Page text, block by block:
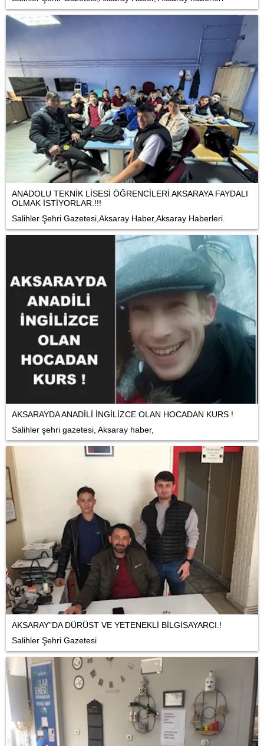
ANADOLU TEKNİK LİSESİ ÖĞRENCİLERİ AKSARAYA FAYDALI
OLMAK İSTİYORLAR.!!!
Salihler Şehri Gazetesi,Aksaray Haber,Aksaray Haberleri.
AKSARAYDA ANADİLİ İNGİLİZCE OLAN HOCADAN KURS !
Salihler şehri gazetesi, Aksaray haber,
AKSARAY”DA DÜRÜST VE YETENEKLİ BİLGİSAYARCI.!
Salihler Şehri Gazetesi